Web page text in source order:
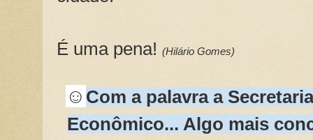
É uma pena! (Hilário Gomes)
☺ Com a palavra a
Econômico... Algo mais